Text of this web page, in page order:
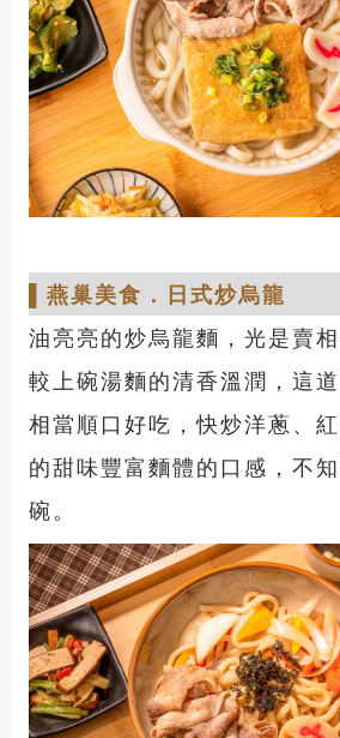
燕巢美食 ． 日式炒烏龍
油亮亮的炒烏龍麵，光是賣
較上碗湯麵的清香溫潤，這道
相當順口好吃，快炒洋蔥、
的甜味豐富麵體的口感， 不
碗。